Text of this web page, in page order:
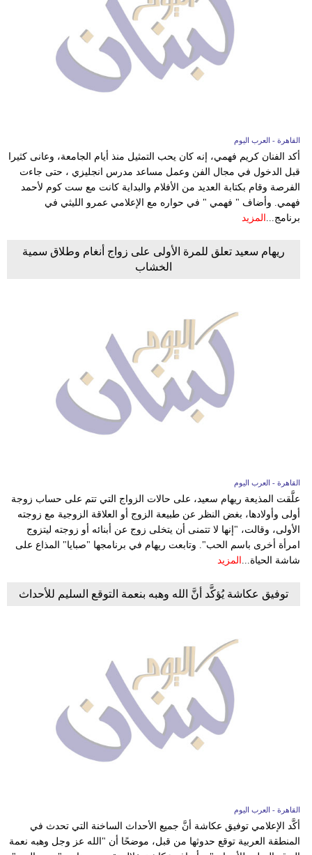
القاهرة - العرب اليوم
أكد الفنان كريم فهمي، إنه كان يحب التمثيل منذ أيام الجامعة، وعانى كثيرا
قبل الدخول في مجال الفن وعمل مساعد مدرس انجليزي ، حتى جاءت
الفرصة وقام بكتابة العديد من الأفلام والبداية كانت مع ست كوم لأحمد
فهمي. وأضاف " فهمي " في حواره مع الإعلامي عمرو الليثي في
برنامج... المزيد
ريهام سعيد تعلق للمرة الأولى على زواج أنغام وطلاق سمية
الخشاب
القاهرة - العرب اليوم
علَّقت المذيعة ريهام سعيد، على حالات الزواج التي تتم على حساب زوجة
أولى وأولادها، بغض النظر عن طبيعة الزوج أو العلاقة الزوجية مع زوجته
الأولى، وقالت، "إنها لا تتمنى أن يتخلى زوج عن أبنائه أو زوجته ليتزوج
امرأة أخرى باسم الحب". وتابعت ريهام في برنامجها "صبايا" المذاع على
شاشة الحياة...
المزيد
توفيق عكاشة يُؤكَّد أنَّ الله وهبه بنعمة التوقع السليم للأحداث
القاهرة - العرب اليوم
أكَّد الإعلامي توفيق عكاشة أنَّ جميع الأحداث الساخنة التي تحدث في
المنطقة العربية توقع حدوثها من قبل، موضحًا أن "الله عز وجل وهبه نعمة